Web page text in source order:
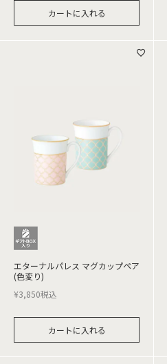
カートに入れる
エターナルパレス マグカップペア
(色変り)
¥3,850税込
カートに入れる